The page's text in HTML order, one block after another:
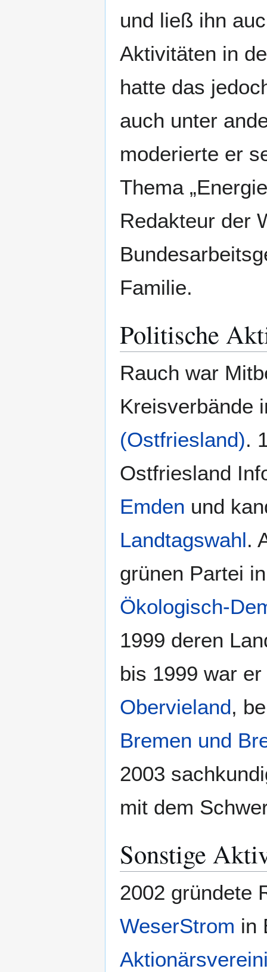
und ließ ihn
Aktivitäten in
hatte das
auch unter
moderierte er
Thema
Redakteur der
Familie.
Politische
Rauch war
Kreisverbände
(Ostfriesland).
Ostfriesland
Emden und
Landtagswahl.
grünen Partei
Ökologisch-
1999 deren
bis 1999 war
Obervieland,
Bremen und
2003
mit dem
Sonstige
2002 gründete
WeserStrom in